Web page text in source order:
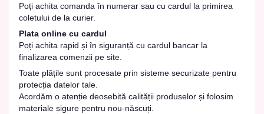
Poți achita comanda în numerar sau cu cardul la primirea
coletului de la curier.
Plata online cu cardul
Poți achita rapid și în siguranță cu cardul bancar la
finalizarea comenzii pe site.
Toate plățile sunt procesate prin sisteme securizate pentru
protecția datelor tale.
Acordăm o atenție deosebită calității produselor și folosim
materiale sigure pentru nou-născuți.